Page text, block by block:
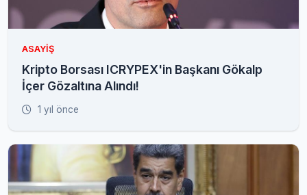
ASAYIŞ
Kripto Borsası ICRYPEX'in Başkanı Gökalp
İçer Gözaltına Alındı!
1 yıl önce